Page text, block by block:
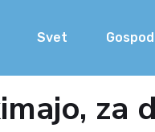
Svet
za